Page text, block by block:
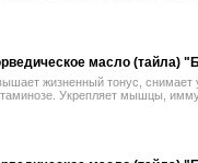
масло (тайла)
жизненный тонус, снимает
Укрепляет мышцы,